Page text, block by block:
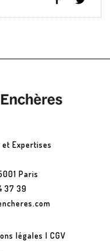
et Expertises
Paris
37 39
légales | CGV